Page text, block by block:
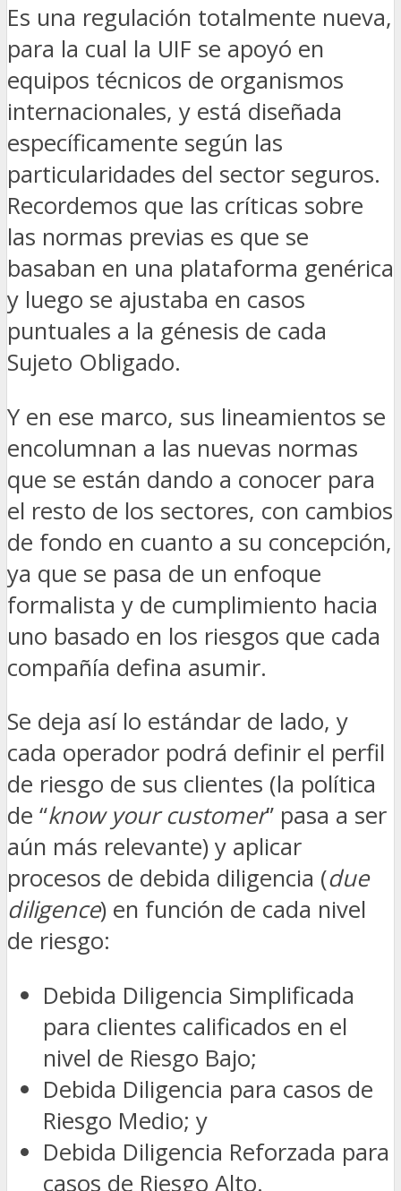
Es una regulación totalmente nueva,
para la cual la UIF se apoyó en
equipos técnicos de organismos
internacionales, y está diseñada
específicamente según las
particularidades del sector seguros.
Recordemos que las críticas sobre
las normas previas es que se
basaban en una plataforma genérica
y luego se ajustaba en casos
puntuales a la génesis de cada
Sujeto Obligado.
Y en ese marco, sus lineamientos se
encolumnan a las nuevas normas
que se están dando a conocer para
el resto de los sectores, con cambios
de fondo en cuanto a su concepción,
ya que se pasa de un enfoque
formalista y de cumplimiento hacia
uno basado en los riesgos que cada
compañía defina asumir.
Se deja así lo estándar de lado, y
cada operador podrá definir el perfil
de riesgo de sus clientes (la política
de “know your customer” pasa a ser
aún más relevante) y aplicar
procesos de debida diligencia (due
diligence) en función de cada nivel
de riesgo:
Debida Diligencia Simplificada
para clientes calificados en el
nivel de Riesgo Bajo;
Debida Diligencia para casos de
Riesgo Medio; y
Debida Diligencia Reforzada para
casos de Riesgo Alto.